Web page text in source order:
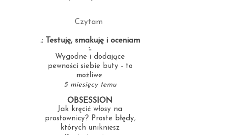
Czytam
.: Testuję, smakuję i oceniam
:.
Wygodne i dodające
pewności siebie buty - to
możliwe.
5 miesięcy temu
OBSESSION
Jak kręcić włosy na
prostownicy? Proste błędy,
których unikniesz